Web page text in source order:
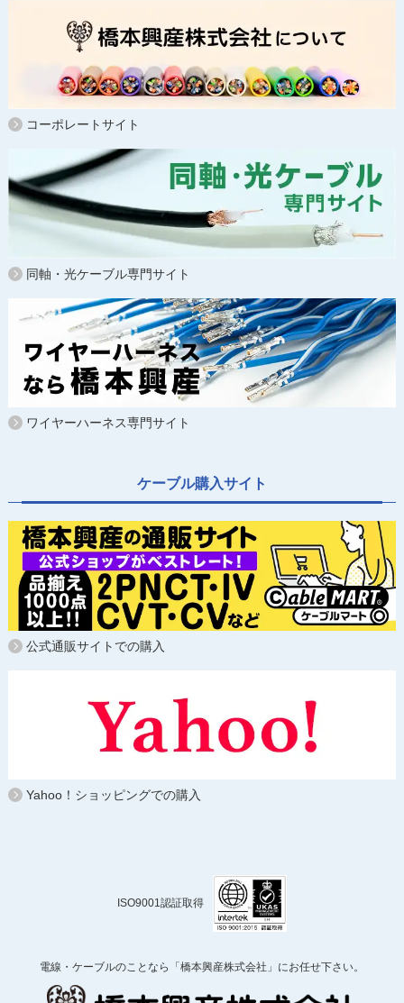
コーポレートサイト
同軸・光ケーブル専門サイト
ワイヤーハーネス専門サイト
ケーブル購入サイト
公式通販サイトでの購入
Yahoo！ショッピングでの購入
ISO9001認証取得
電線・ケーブルのことなら「橋本興産株式会社」にお任せ下さい。